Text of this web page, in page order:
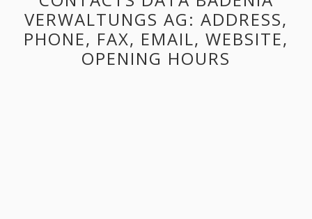
VERWALTUNGS AG: ADDRESS,
PHONE, FAX, EMAIL, WEBSITE,
OPENING HOURS